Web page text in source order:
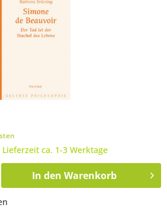
ca. 1-3 Werktage
In den Warenkorb